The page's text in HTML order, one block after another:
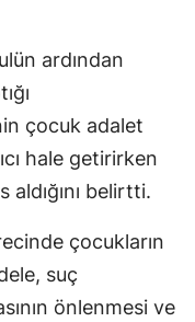
ardından
çocuk adalet
hale getirirken
aldığını belirtti.
çocukların
suç
önlenmesi ve